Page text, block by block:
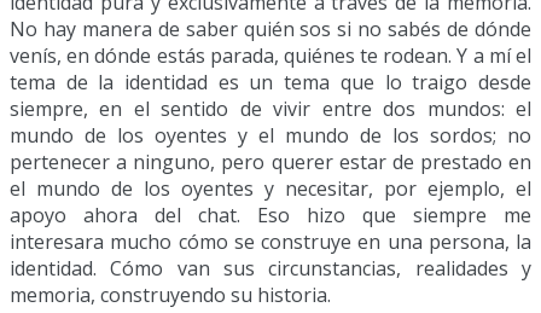
No hay manera de saber quién sos si no sabés de dónde
venís, en dónde estás parada, quiénes te rodean. Y a mí el
tema de la identidad es un tema que lo traigo desde
siempre, en el sentido de vivir entre dos mundos: el
mundo de los oyentes y el mundo de los sordos; no
pertenecer a ninguno, pero querer estar de prestado en
el mundo de los oyentes y necesitar, por ejemplo, el
apoyo ahora del chat. Eso hizo que siempre me
interesara mucho cómo se construye en una persona, la
identidad. Cómo van sus circunstancias, realidades y
memoria, construyendo su historia.